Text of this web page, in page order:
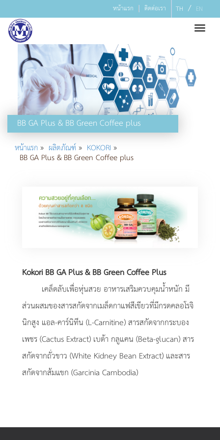
TH / EN
ติดต่อเรา
หน้าแรก
BB GA Plus & BB Green Coffee plus
หน้าแรก» ผลิตภัณฑ์» KOKORI »
BB GA Plus & BB Green Coffee plus
Kokori BB GA Plus & BB Green Coffee Plus
เคล็ดลับเพื่อหุ่นสวย อาหารเสริมควบคุมน้ำหนัก มี
ส่วนผสมของสารสกัดจากเมล็ดกาแฟสีเขียวที่มีกรดคลอโรจิ
นิกสูง แอล-คาร์นิทีน (L-Carnitine) สารสกัดจากกระบอง
เพชร (Cactus Extract) เบต้า กลูแคน (Beta-glucan) สาร
สกัดจากถั่วขาว (White Kidney Bean Extract) และสาร
สกัดจากส้มแขก (Garcinia Cambodia)